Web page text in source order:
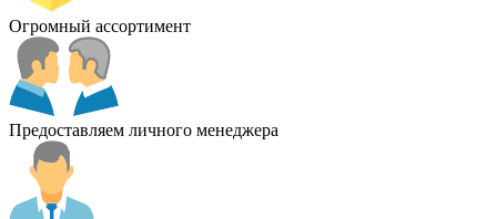
Огромный ассортимент
Предоставляем личного менеджера